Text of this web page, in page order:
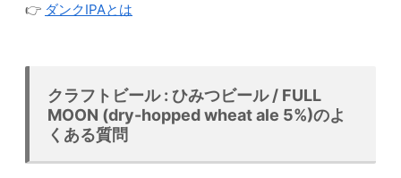
👉 ダンクIPAとは
クラフトビール : ひみつビール / FULL
MOON (dry-hopped wheat ale 5%)のよ
くある質問